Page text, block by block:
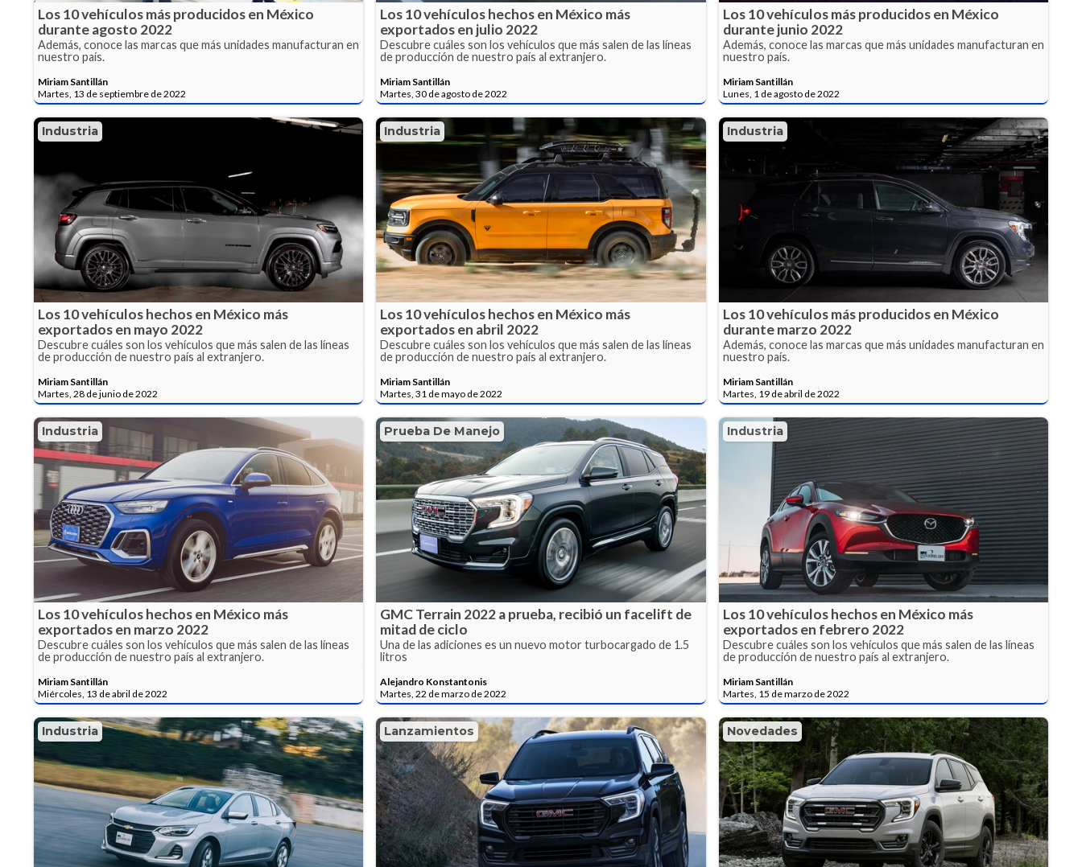
Los 10 vehículos más producidos en México
durante agosto 2022
Además, conoce las marcas que más unidades manufacturan en
nuestro país.
Miriam Santillán
Martes, 13 de septiembre de 2022
Los 10 vehículos hechos en México más
exportados en julio 2022
Descubre cuáles son los vehículos que más salen de las líneas
de producción de nuestro país al extranjero.
Miriam Santillán
Martes, 30 de agosto de 2022
Los 10 vehículos más producidos en México
durante junio 2022
Además, conoce las marcas que más unidades manufacturan en
nuestro país.
Miriam Santillán
Lunes, 1 de agosto de 2022
Industria
Los 10 vehículos hechos en México más
exportados en mayo 2022
Descubre cuáles son los vehículos que más salen de las líneas
de producción de nuestro país al extranjero.
Miriam Santillán
Martes, 28 de junio de 2022
Industria
Los 10 vehículos hechos en México más
exportados en abril 2022
Descubre cuáles son los vehículos que más salen de las líneas
de producción de nuestro país al extranjero.
Miriam Santillán
Martes, 31 de mayo de 2022
Industria
Los 10 vehículos más producidos en México
durante marzo 2022
Además, conoce las marcas que más unidades manufacturan en
nuestro país.
Miriam Santillán
Martes, 19 de abril de 2022
Industria
Los 10 vehículos hechos en México más
exportados en marzo 2022
Descubre cuáles son los vehículos que más salen de las líneas
de producción de nuestro país al extranjero.
Miriam Santillán
Miércoles, 13 de abril de 2022
Prueba De Manejo
GMC Terrain 2022 a prueba, recibió un facelift de
mitad de ciclo
Una de las adiciones es un nuevo motor turbocargado de 1.5
litros
Alejandro Konstantonis
Martes, 22 de marzo de 2022
Industria
Los 10 vehículos hechos en México más
exportados en febrero 2022
Descubre cuáles son los vehículos que más salen de las líneas
de producción de nuestro país al extranjero.
Miriam Santillán
Martes, 15 de marzo de 2022
Industria Lanzamientos Novedades